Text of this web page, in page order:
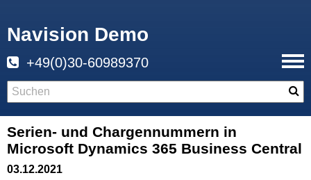
Navision Demo
+49(0)30-60989370
Serien- und Chargennummern in
Microsoft Dynamics 365 Business Central
03.12.2021